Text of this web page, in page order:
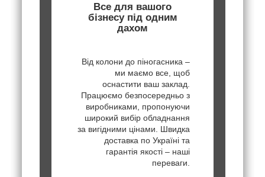
Все для вашого
бізнесу під одним
дахом
Від колони до піногасника –
ми маємо все, щоб
оснастити ваш заклад.
Працюємо безпосередньо з
виробниками, пропонуючи
широкий вибір обладнання
за вигідними цінами. Швидка
доставка по Україні та
гарантія якості – наші
переваги.